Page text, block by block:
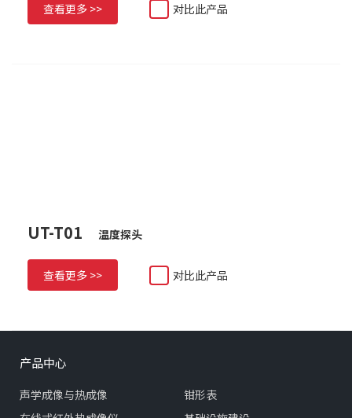
查看更多 >> 对比此产品
UT-T01 温度探头
查看更多 >> 对比此产品
产品中心
声学成像与热成像
钳形表